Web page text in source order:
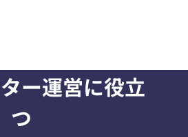
ー運営に役立
つ